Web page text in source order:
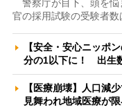
警察庁が目下、頭を悩
官の採用試験の受験者
【安全・安心ニッポ
分の1以下に！ 出生
【医療崩壊】人口減
見舞われ地域医療が